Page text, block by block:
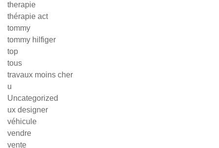
therapie
thérapie act
tommy
tommy hilfiger
top
tous
travaux moins cher
u
Uncategorized
ux designer
véhicule
vendre
vente